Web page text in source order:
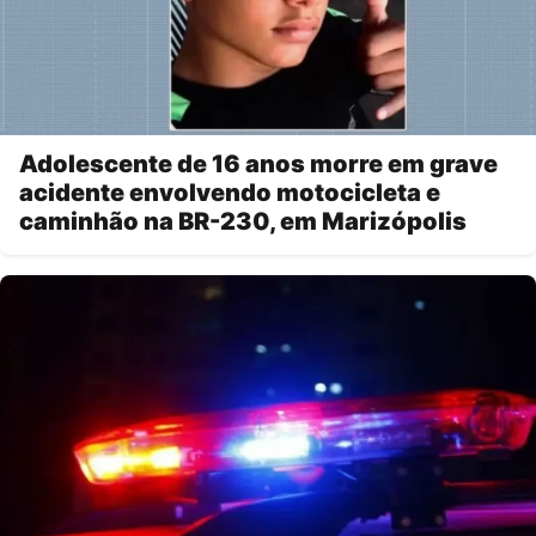
Adolescente de 16 anos morre em grave
acidente envolvendo motocicleta e
caminhão na BR-230, em Marizópolis